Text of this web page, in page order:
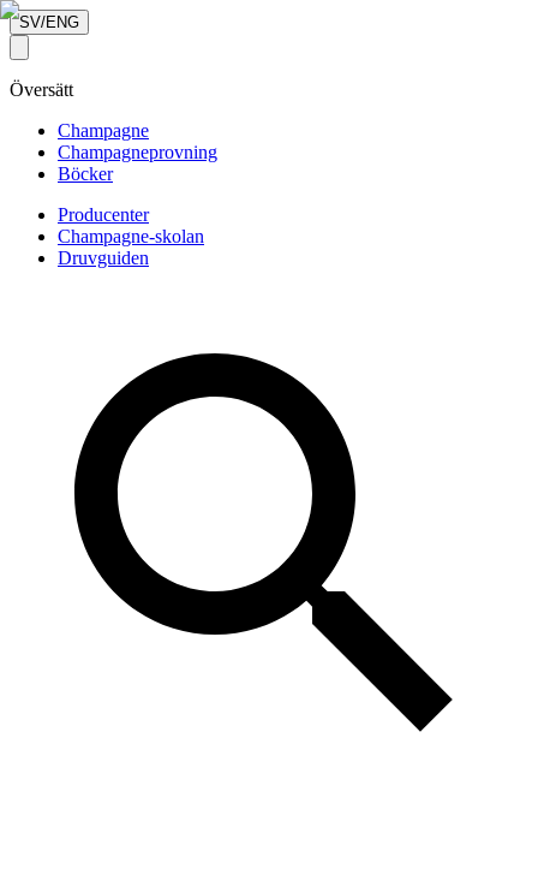
SV/ENG
Översätt
Champagne
Champagneprovning
Böcker
Producenter
Champagne-skolan
Druvguiden